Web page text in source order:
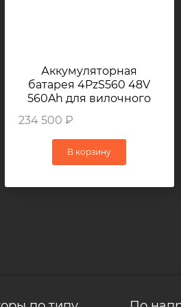
Аккумуляторная
батарея 4PzS560 48V
560Ah для вилочного
234 500 ₽
В корзину